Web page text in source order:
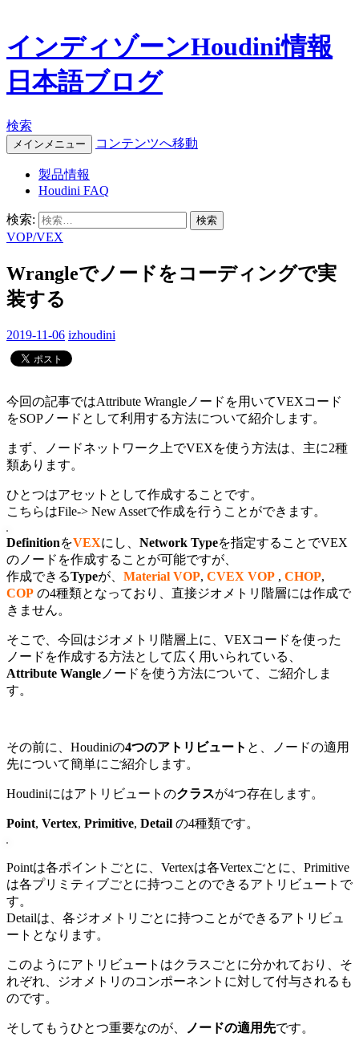
インディゾーンHoudini情報
日本語ブログ
検索
メインメニュー コンテンツへ移動
製品情報
Houdini FAQ
検索:
VOP/VEX
Wrangleでノードをコーディングで実
装する
2019-11-06 izhoudini
今回の記事ではAttribute Wrangleノードを用いてVEXコード
をSOPノードとして利用する方法について紹介します。
まず、ノードネットワーク上でVEXを使う方法は、主に2種
類あります。
ひとつはアセットとして作成することです。
こちらはFile-> New Assetで作成を行うことができます。
DefinitionをVEXにし、 Network Typeを指定することでVEX
のノードを作成することが可能ですが、
作成できるTypeが、 Material VOP, CVEX VOP , CHOP,
COP の4種類となっており、直接ジオメトリ階層には作成で
きません。
そこで、今回はジオメトリ階層上に、VEXコードを使った
ノードを作成する方法として広く用いられている、
Attribute Wangle ノードを使う方法について、ご紹介しま
す。
その前に、Houdiniの4つのアトリビュート と、ノードの適用
先について簡単にご紹介します。
Houdiniにはアトリビュートのクラスが4つ存在します。
Point, Vertex, Primitive, Detail の4種類です。
Pointは各ポイントごとに、Vertexは各Vertexごとに、Primitive
は各プリミティブごとに持つことのできるアトリビュートで
す。
Detailは、各ジオメトリごとに持つことができるアトリビュ
ートとなります。
このようにアトリビュートはクラスごとに分かれており、そ
れぞれ、ジオメトリのコンポーネントに対して付与されるも
のです。
そしてもうひとつ重要なのが、 ノードの適用先です。